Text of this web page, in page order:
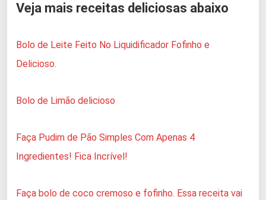
Veja mais receitas deliciosas abaixo
Bolo de Leite Feito No Liquidificador Fofinho e
Delicioso.
Bolo de Limão delicioso
Faça Pudim de Pão Simples Com Apenas 4
Ingredientes! Fica Incrível!
Faça bolo de coco cremoso e fofinho. Essa receita vai